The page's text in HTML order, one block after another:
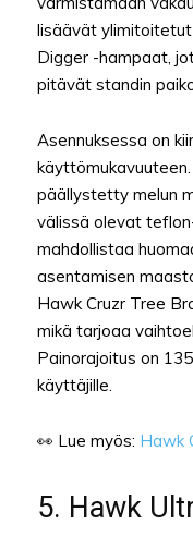
lisäävät
Digger -hampaat,
pitävät standin
Asennuksessa on
päällystetty melun
välissä olevat
mahdollistaa
asentamisen
Hawk Cruzr Tree
mikä tarjoaa
Painorajoitus on
käyttäjille.
👀 Lue myös: Hawk
5. Hawk